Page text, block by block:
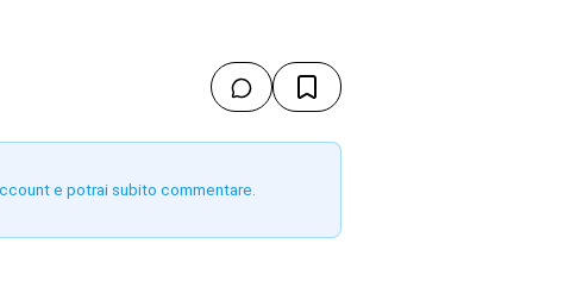
e potrai subito commentare.